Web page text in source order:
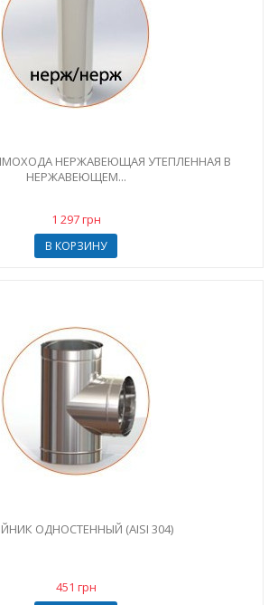
НЕРЖАВЕЮЩАЯ УТЕПЛЕННАЯ В
НЕРЖАВЕЮЩЕМ...
1 297 грн
В КОРЗИНУ
ОДНОСТЕННЫЙ (AISI 304)
451 грн